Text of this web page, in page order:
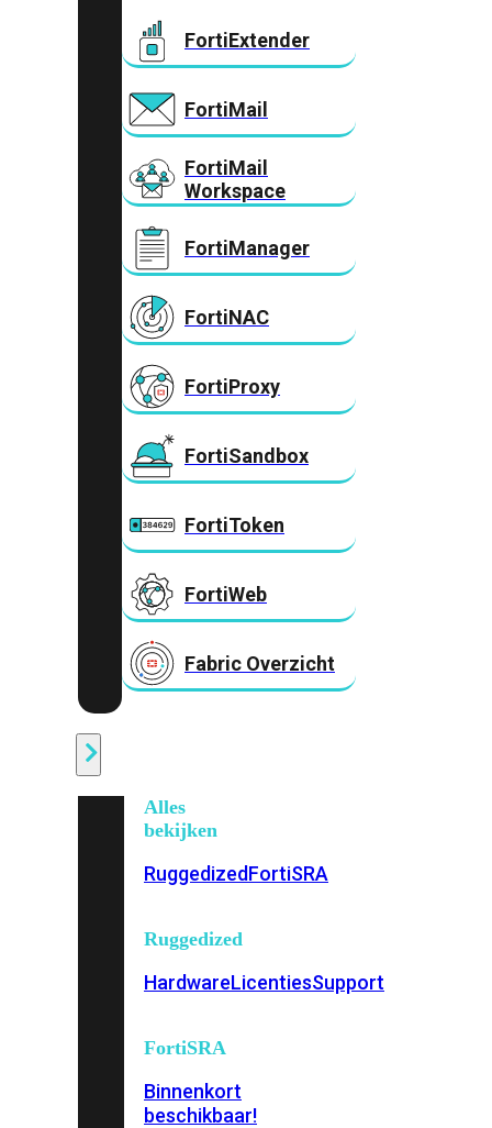
FortiExtender
FortiMail
FortiMail
Workspace
FortiManager
FortiNAC
FortiProxy
FortiSandbox
FortiToken
FortiWeb
Fabric Overzicht
Alles
bekijken
RuggedizedFortiSRA
Ruggedized
HardwareLicentiesSupport
FortiSRA
Binnenkort
beschikbaar!